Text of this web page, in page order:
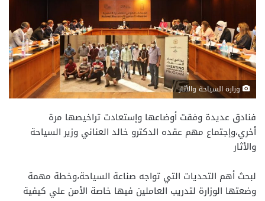
وزارة السياحة والأثار
فنادق عديدة وفقت أوضاعها وإستعادت تراخيصها مرة
أخري،وإجتماع مهم عقده الدكترو خالد العناني وزير السياحة
والأثار
لبحث أهم التحديات التي تواجه صناعة السياحة،وخطة مهمة
وضعتها الوزارة لتدريب العاملين فيها خاصة الأمن علي كيفية